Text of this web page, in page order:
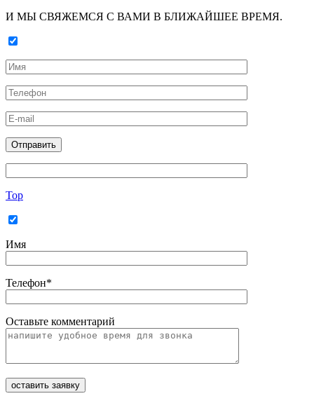
И МЫ СВЯЖЕМСЯ С ВАМИ В БЛИЖАЙШЕЕ ВРЕМЯ.
Top
Имя
Телефон*
Оставьте комментарий